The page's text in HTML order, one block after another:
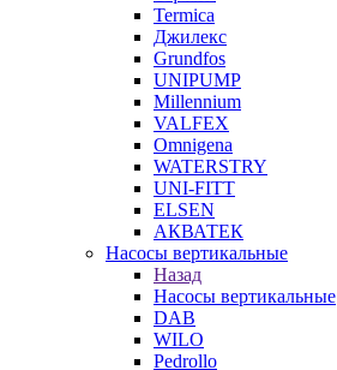
Termica
Джилекс
Grundfos
UNIPUMP
Millennium
VALFEX
Omnigena
WATERSTRY
UNI-FITT
ELSEN
АКВАТЕК
Насосы вертикальные
Назад
Насосы вертикальные
DAB
WILO
Pedrollo